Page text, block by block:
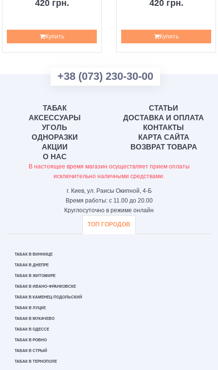
420 грн.
Купить
420 грн.
Купить
+38 (073) 230-30-00
ТАБАК
АКСЕССУАРЫ
УГОЛЬ
ОДНОРАЗКИ
АКЦИИ
О НАС
СТАТЬИ
ДОСТАВКА И ОПЛАТА
КОНТАКТЫ
КАРТА САЙТА
ВОЗВРАТ ТОВАРА
В настоящее время магазин осуществляет прием оплаты
исключительно наличными средствами.
г. Киев, ул. Раисы Окипной, 4-Б
Время работы: с 11.00 до 20.00
Круглосуточно в режиме онлайн
ТОП ГОРОДОВ
ТАБАК В ВИННИЦЕ
ТАБАК В ДНЕПРЕ
ТАБАК В ЖИТОМИРЕ
ТАБАК В ИВАНО-ФРАНКОВСКЕ
ТАБАК В КАМЕНЕЦ-ПОДОЛЬСКИЙ
ТАБАК В ЛУЦКЕ
ТАБАК В МУКАЧЕВО
ТАБАК В ОДЕССЕ
ТАБАК В РОВНО
ТАБАК В СТРЫЙ
ТАБАК В ТЕРНОПОЛЕ